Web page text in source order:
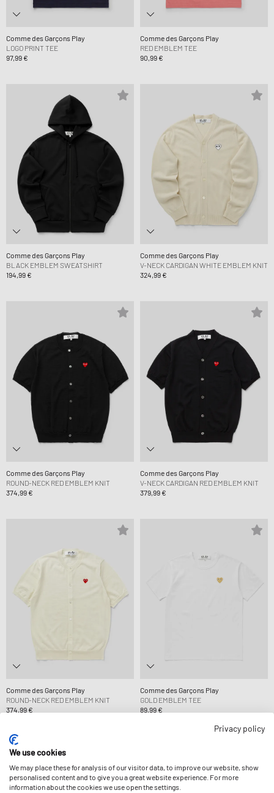
Comme des Garçons Play
LOGO PRINT TEE
97,99 €
Comme des Garçons Play
RED EMBLEM TEE
90,99 €
Comme des Garçons Play
BLACK EMBLEM SWEATSHIRT
194,99 €
Comme des Garçons Play
V-NECK CARDIGAN WHITE EMBLEM KNIT
324,99 €
Comme des Garçons Play
ROUND-NECK RED EMBLEM KNIT
374,99 €
Comme des Garçons Play
V-NECK CARDIGAN RED EMBLEM KNIT
379,99 €
Comme des Garçons Play
ROUND-NECK RED EMBLEM KNIT
374,99 €
Comme des Garçons Play
GOLD EMBLEM TEE
89,99 €
Privacy policy
We use cookies
We may place these for analysis of our visitor data, to improve our website, show
personalised content and to give you a great website experience. For more
information about the cookies we use open the settings.